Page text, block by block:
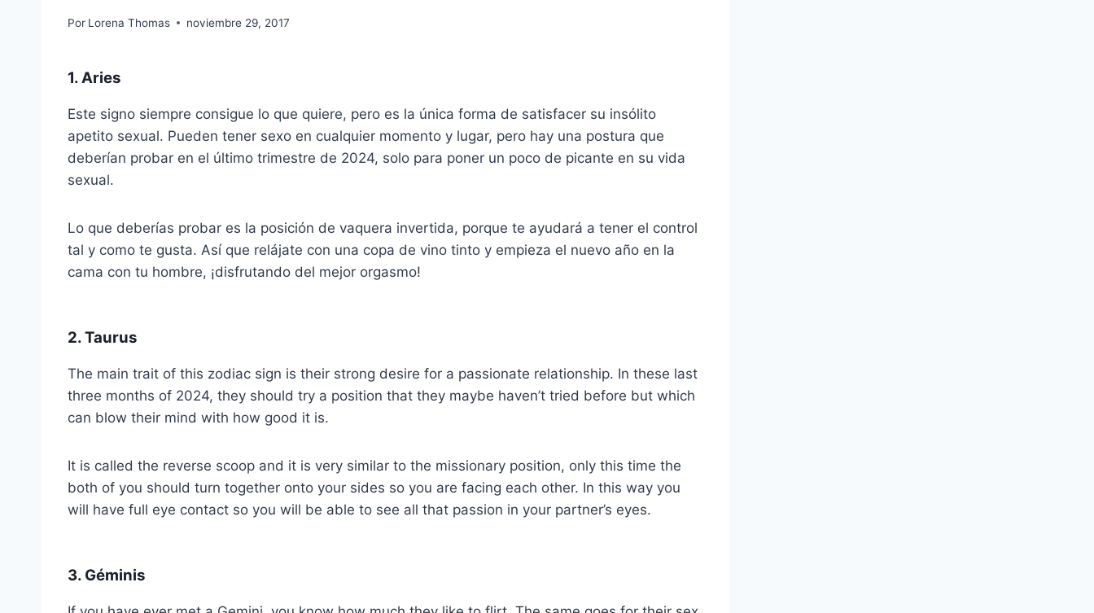
Por Lorena Thomas noviembre 29, 2017
1. Aries
Este signo siempre consigue lo que quiere, pero es la única forma de satisfacer su insólito
apetito sexual. Pueden tener sexo en cualquier momento y lugar, pero hay una postura que
deberían probar en el último trimestre de 2024, solo para poner un poco de picante en su vida
sexual.
Lo que deberías probar es la posición de vaquera invertida, porque te ayudará a tener el control
tal y como te gusta. Así que relájate con una copa de vino tinto y empieza el nuevo año en la
cama con tu hombre, ¡disfrutando del mejor orgasmo!
2. Taurus
The main trait of this zodiac sign is their strong desire for a passionate relationship. In these last
three months of 2024, they should try a position that they maybe haven’t tried before but which
can blow their mind with how good it is.
It is called the reverse scoop and it is very similar to the missionary position, only this time the
both of you should turn together onto your sides so you are facing each other. In this way you
will have full eye contact so you will be able to see all that passion in your partner’s eyes.
3. Géminis